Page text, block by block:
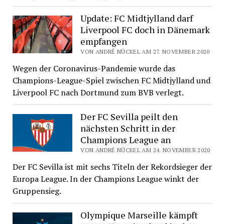
Update: FC Midtjylland darf
Liverpool FC doch in Dänemark
empfangen
VON ANDRÉ NÜCKEL AM 27. NOVEMBER 2020
Wegen der Coronavirus-Pandemie wurde das
Champions-League-Spiel zwischen FC Midtjylland und
Liverpool FC nach Dortmund zum BVB verlegt.
Der FC Sevilla peilt den
nächsten Schritt in der
Champions League an
VON ANDRÉ NÜCKEL AM 24. NOVEMBER 2020
Der FC Sevilla ist mit sechs Titeln der Rekordsieger der
Europa League. In der Champions League winkt der
Gruppensieg.
Olympique Marseille kämpft